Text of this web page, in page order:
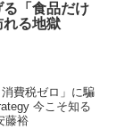
「食品だけ
る地獄
費税ゼロ」に騙
今こそ知る
藤裕